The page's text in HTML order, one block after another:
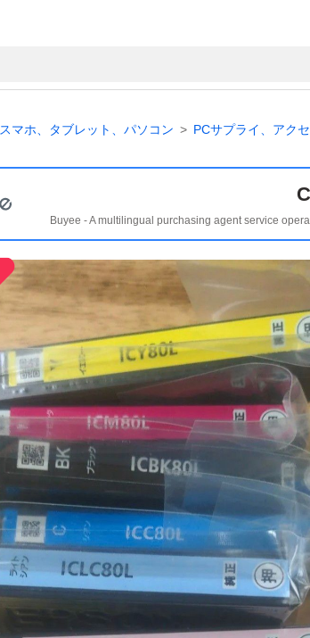
スマホ、タブレット、パソコン PCサプライ、アク
Buyee - A multilingual purchasing agent service